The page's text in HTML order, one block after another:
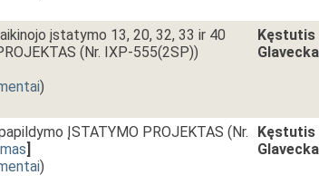
įstatymo 13, 20, 32, 33 ir 40
(Nr. IXP-555(2SP))
)
Kęstutis
ĮSTATYMO PROJEKTAS (Nr.
]
)
Kęstutis